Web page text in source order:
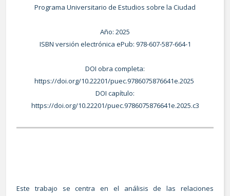
Programa Universitario de Estudios sobre la Ciudad
Año: 2025
ISBN versión electrónica ePub: 978-607-587-664-1
DOI obra completa:
https://doi.org/10.22201/puec.9786075876641e.2025
DOI capítulo:
https://doi.org/10.22201/puec.9786075876641e.2025.c3
Este trabajo se centra en el análisis de las relaciones